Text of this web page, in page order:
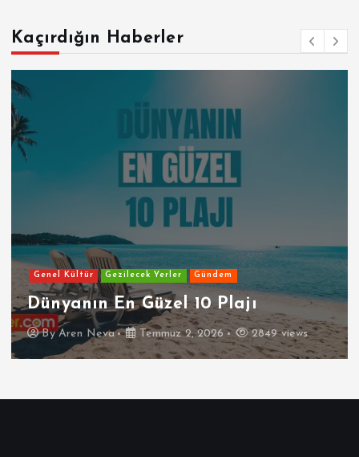
Kaçırdığın Haberler
Genel Kültür Gezilecek Yerler Gündem
Dünyanın En Güzel 10 Plajı
ByAren Neva Temmuz 2, 2026 2849 views